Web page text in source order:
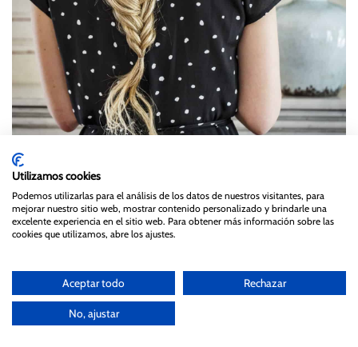
¿ Os gustan las trenzas para invitadas verdad?
Utilizamos cookies
Podemos utilizarlas para el análisis de los datos de nuestros visitantes, para
mejorar nuestro sitio web, mostrar contenido personalizado y brindarle una
excelente experiencia en el sitio web. Para obtener más información sobre las
cookies que utilizamos, abre los ajustes.
Aceptar todo Rechazar
No, ajustar